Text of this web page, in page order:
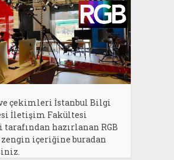
çekimleri İstanbul Bilgi
İletişim Fakültesi
hazırlanan RGB
zengin içeriğine buradan